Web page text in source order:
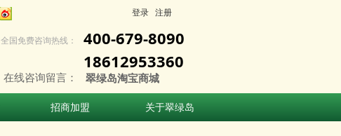
400-679-8090
18612953360
全国免费咨询热线：
翠绿岛淘宝商城
在线咨询留言：
登录 注册
招商加盟 关于翠绿岛